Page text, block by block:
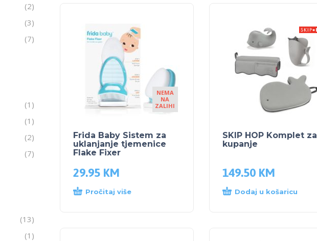
(2)
(3)
(7)
(1)
(1)
(2)
(7)
(13)
(1)
NEMA
NA
ZALIHI
Frida Baby Sistem za
uklanjanje tjemenice
Flake Fixer
29.95 KM
Pročitaj više
SKIP HOP Komplet za
kupanje
149.50 KM
Dodaj u košaricu